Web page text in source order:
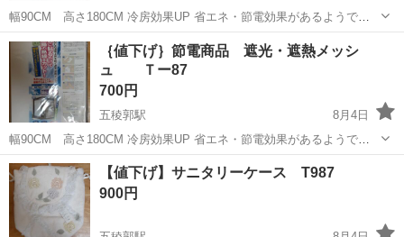
幅90CM 高さ180CM 冷房効果UP 省エネ・節電効果があるようです
窓1枚分貼れるそうです 写真参照お願いします。 対応については、4日
から1週間かかる場合もございます
北海道 函館市 五稜郭駅 その他 冷房
｛値下げ｝節電商品 遮光・遮熱メッシ
ュ Ｔー87
700円
五稜郭駅
8月4日
幅90CM 高さ180CM 冷房効果UP 省エネ・節電効果があるようです
窓1枚分貼れるそうです 写真参照お願いします。 対応については、4日
から1週間かかる場合もございます
北海道 函館市 五稜郭駅 その他 冷房
【値下げ】サニタリーケース T987
900円